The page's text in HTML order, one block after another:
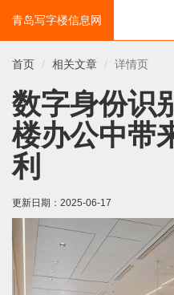
青岛写字楼信息网
首页 相关文章 详情页
数字身份识
楼办公中带
利
更新日期： 2025-06-17